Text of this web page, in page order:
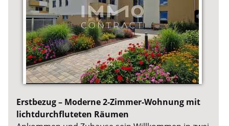
Erstbezug – Moderne 2-Zimmer-Wohnung mit
lichtdurchfluteten Räumen